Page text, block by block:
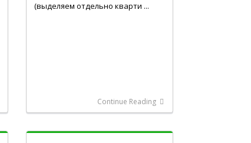
(выделяем отдельно кварти ...
Continue Reading